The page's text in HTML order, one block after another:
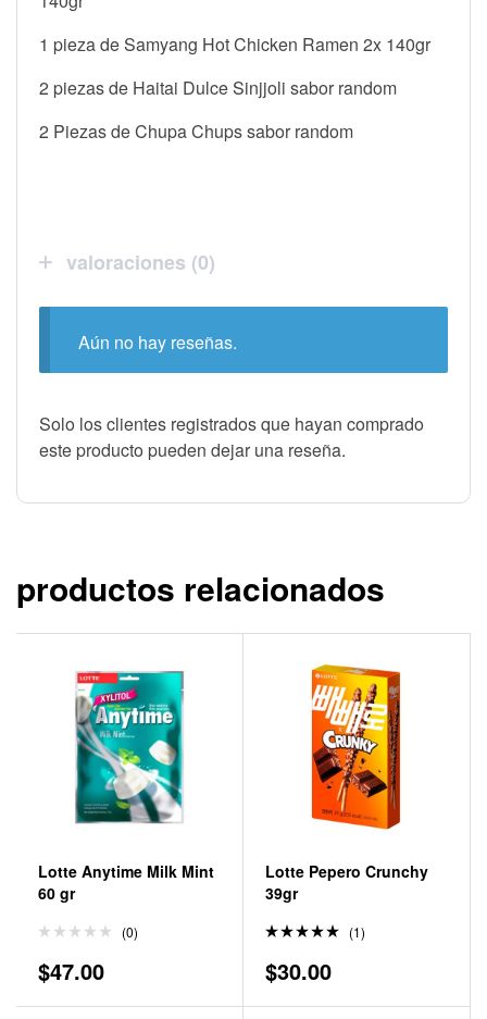
1 pieza de Samyang Hot Chicken Ramen 2x 140gr
2 piezas de Haitai Dulce Sinjjoli sabor random
2 Piezas de Chupa Chups sabor random
valoraciones (0)
Aún no hay reseñas.
Solo los clientes registrados que hayan comprado
este producto pueden dejar una reseña.
productos relacionados
Lotte Anytime Milk Mint
60 gr
(0)
$47.00
Lotte Pepero Crunchy
39gr
en5.00
de 5
(1)
$30.00